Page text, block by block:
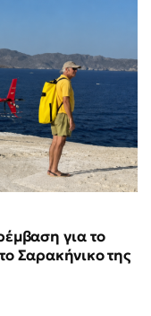
για το
Σαρακήνικο της